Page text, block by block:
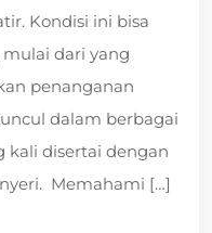
Kondisi ini bisa
dari yang
penanganan
dalam berbagai
kali disertai dengan
Memahami […]